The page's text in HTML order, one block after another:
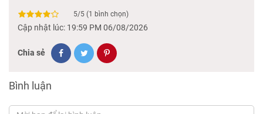
5/5 (1 bình chọn)
Cập nhật lúc: 19:59 PM 06/08/2026
Chia sẻ
Bình luận